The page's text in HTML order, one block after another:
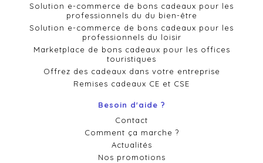
Solution e-commerce de bons cadeaux pour les
professionnels du du bien-être
Solution e-commerce de bons cadeaux pour les
professionnels du loisir
Marketplace de bons cadeaux pour les offices
touristiques
Offrez des cadeaux dans votre entreprise
Remises cadeaux CE et CSE
Besoin d'aide ?
Contact
Comment ça marche ?
Actualités
Nos promotions